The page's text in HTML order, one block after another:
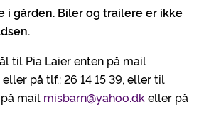
i gården. Biler og trailere er ikke
til Pia Laier enten på mail
eller på tlf.: 26 14 15 39, eller til
mail misbarn@yahoo.dk eller på